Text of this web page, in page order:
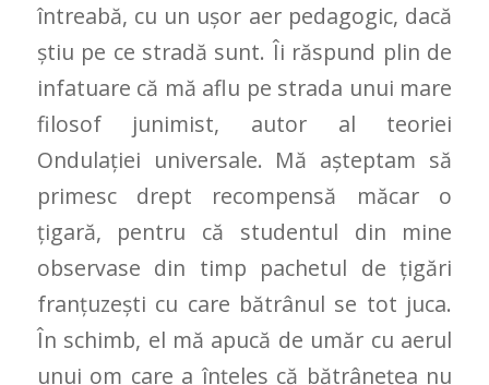
întreabă, cu un ușor aer pedagogic, dacă
știu pe ce stradă sunt. Îi răspund plin de
infatuare că mă aflu pe strada unui mare
filosof junimist, autor al teoriei
Ondulației universale. Mă așteptam să
primesc drept recompensă măcar o
țigară, pentru că studentul din mine
observase din timp pachetul de țigări
franțuzești cu care bătrânul se tot juca.
În schimb, el mă apucă de umăr cu aerul
unui om care a înțeles că bătrânețea nu